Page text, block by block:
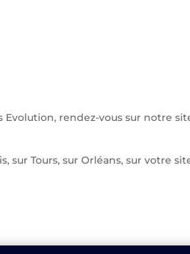
Evolution, rendez-vous sur notre
sur Tours, sur Orléans, sur votre